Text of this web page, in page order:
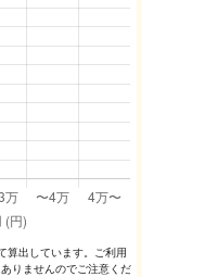
算出しています。ご利⽤
りませんのでご注意くだ